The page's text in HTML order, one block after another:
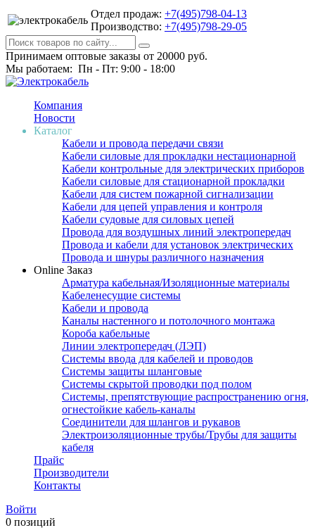
Отдел продаж: +7(495)798-04-13
Производство: +7(495)798-29-05
Принимаем оптовые заказы от 20000 руб.
Мы работаем: Пн - Пт: 9:00 - 18:00
Компания
Новости
Каталог
Кабели и провода передачи связи
Кабели силовые для прокладки нестационарной
Кабели контрольные для электрических приборов
Кабели силовые для стационарной прокладки
Кабели для систем пожарной сигнализации
Кабели для цепей управления и контроля
Кабели судовые для силовых цепей
Провода для воздушных линий электропередач
Провода и кабели для установок электрических
Провода и шнуры различного назначения
Online Заказ
Арматура кабельная/Изоляционные материалы
Кабеленесущие системы
Кабели и провода
Каналы настенного и потолочного монтажа
Короба кабельные
Линии электропередач (ЛЭП)
Системы ввода для кабелей и проводов
Системы защиты шланговые
Системы скрытой проводки под полом
Системы, препятствующие распространению огня,
огнестойкие кабель-каналы
Соединители для шлангов и рукавов
Электроизоляционные трубы/Трубы для защиты
кабеля
Прайс
Производители
Контакты
Войти
0 позиций